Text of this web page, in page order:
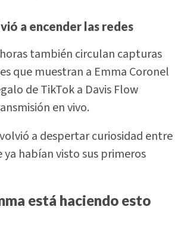
a encender las redes
también circulan capturas
que muestran a Emma Coronel
de TikTok a Davis Flow
en vivo.
a despertar curiosidad entre
ya habían visto sus primeros
está haciendo esto